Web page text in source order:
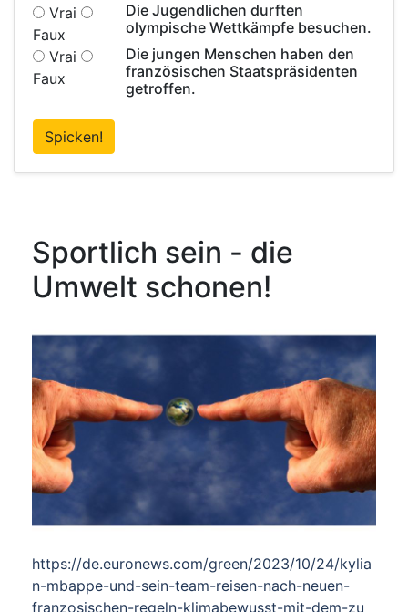
Vrai
Faux
Die Jugendlichen durften
olympische Wettkämpfe besuchen.
Vrai
Faux
Die jungen Menschen haben den
französischen Staatspräsidenten
getroffen.
Spicken!
Sportlich sein - die
Umwelt schonen!
https://de.euronews.com/green/2023/10/24/kylia
n-mbappe-und-sein-team-reisen-nach-neuen-
franzosischen-regeln-klimabewusst-mit-dem-zu